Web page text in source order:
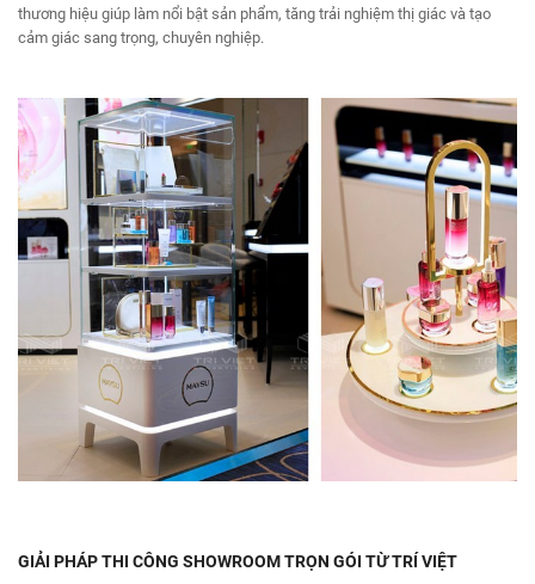
thương hiệu giúp làm nổi bật sản phẩm, tăng trải nghiệm thị giác và tạo
cảm giác sang trọng, chuyên nghiệp.
GIẢI PHÁPTHI CÔNG SHOWROOM TRỌN GÓI TỪ TRÍ VIỆT